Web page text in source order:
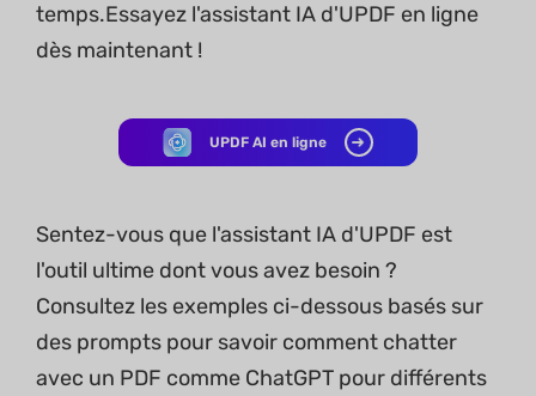
temps.Essayez l'assistant IA d'UPDF en ligne
dès maintenant !
UPDF AI en ligne
Sentez-vous que l'assistant IA d'UPDF est
l'outil ultime dont vous avez besoin ?
Consultez les exemples ci-dessous basés sur
des prompts pour savoir comment chatter
avec un PDF comme ChatGPT pour différents